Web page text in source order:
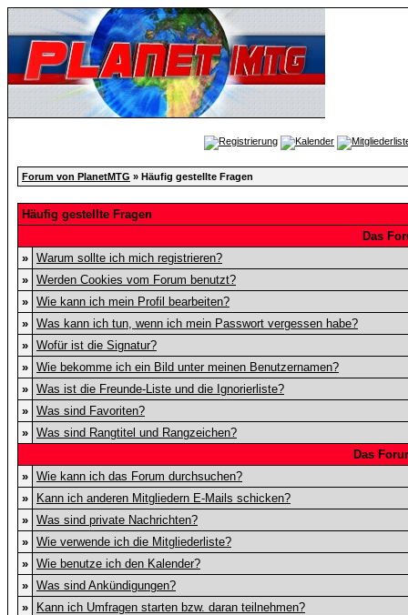
Forum von PlanetMTG » Häufig gestellte Fragen
Häufig gestellte Fragen
Das
» Warum sollte ich mich registrieren?
» Werden Cookies vom Forum benutzt?
» Wie kann ich mein Profil bearbeiten?
» Was kann ich tun, wenn ich mein Passwort vergessen habe?
» Wofür ist die Signatur?
» Wie bekomme ich ein Bild unter meinen Benutzernamen?
» Was ist die Freunde-Liste und die Ignorierliste?
» Was sind Favoriten?
» Was sind Rangtitel und Rangzeichen?
Das
» Wie kann ich das Forum durchsuchen?
»
Kann ich anderen Mitgliedern E-Mails schicken?
» Was sind private Nachrichten?
» Wie verwende ich die Mitgliederliste?
» Wie benutze ich den Kalender?
» Was sind Ankündigungen?
»
Kann ich Umfragen starten bzw. daran teilnehmen?